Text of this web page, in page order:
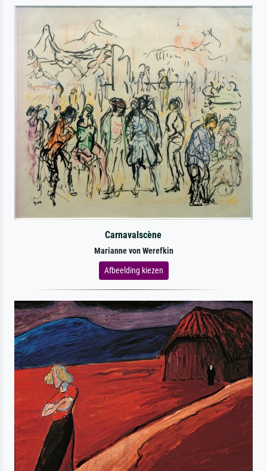
Carnavalscène
Marianne von Werefkin
Afbeelding kiezen